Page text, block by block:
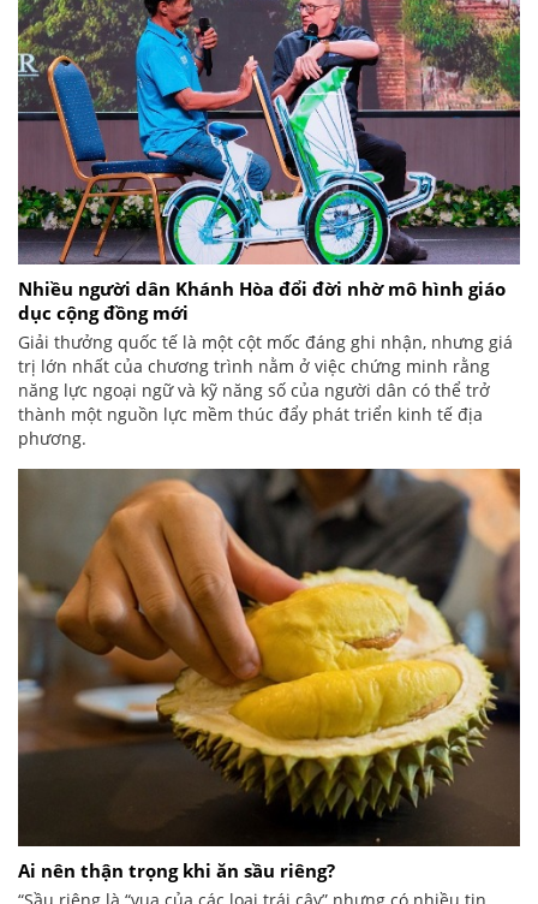
Nhiều người dân Khánh Hòa đổi đời nhờ mô hình giáo
dục cộng đồng mới
Giải thưởng quốc tế là một cột mốc đáng ghi nhận, nhưng giá
trị lớn nhất của chương trình nằm ở việc chứng minh rằng
năng lực ngoại ngữ và kỹ năng số của người dân có thể trở
thành một nguồn lực mềm thúc đẩy phát triển kinh tế địa
phương.
Ai nên thận trọng khi ăn sầu riêng?
“Sầu riêng là “vua của các loại trái cây” nhưng có nhiều tin